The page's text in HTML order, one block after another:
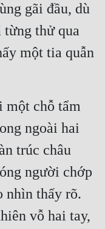
gãi đầu, dù
từng thử qua
một tia quẫn
một chỗ tẩm
ngoài hai
trúc châu
người chớp
nhìn thấy rõ.
vỗ hai tay,